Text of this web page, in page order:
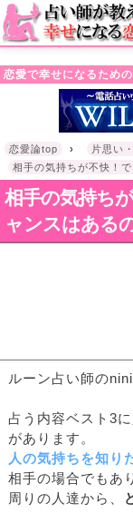
・!DOCTYPE html>l
恋愛で幸せになるため
恋愛論top › 片思い
相手の気持ちが不快！
相手の気持ち
ャンスはある
ルーン占い師の
占う内容ベスト3
があります。
人の気持ちを知り
相手の場合でもあ
周りの人達から、